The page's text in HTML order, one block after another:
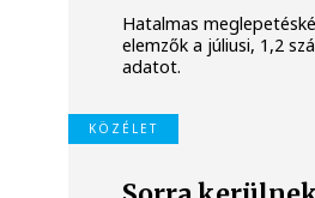
Hatalmas
elemzők a júliusi, 1,2
adatot.
KÖZÉLET